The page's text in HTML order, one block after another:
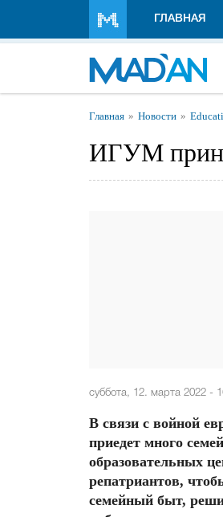
ГЛАВНАЯ
Вы здесь
Главная Новости
ИГУМ
суббота, 12. марта 2022 -
В связи с войной
приедет много
образовательных
репатриантов,
семейный быт,